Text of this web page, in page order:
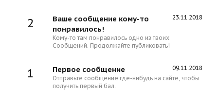
2 23.11.2018
Ваше сообщение кому-то
понравилось!
Кому-то там понравилось одно из твоих
Сообщений. Продолжайте публиковать!
1 09.11.2018
Первое сообщение
Отправьте сообщение где-нибудь на сайте, чтобы
получить первый бал.